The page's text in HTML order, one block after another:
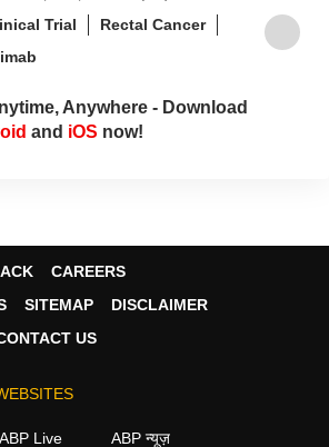
Trial
Rectal Cancer
Anywhere - Download
and iOS now!
CAREERS
SITEMAP
DISCLAIMER
US
ABP Live ABP न्यूज़